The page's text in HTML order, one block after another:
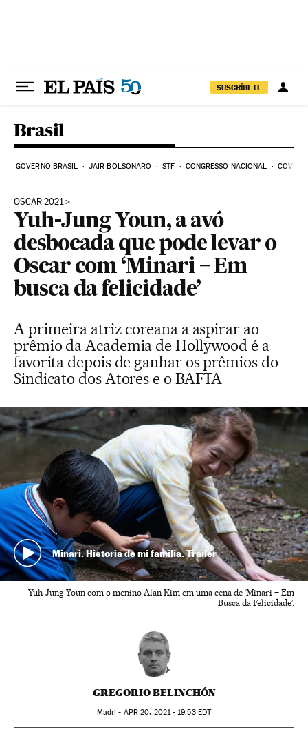
SUSCRÍBETE
Brasil
GOVERNO BRASIL JAIR BOLSONARO STF CONGRESSO NACIONAL COVID-
OSCAR 2021
Yuh-Jung Youn, a avó
desbocada que pode levar o
Oscar com ‘Minari – Em
busca da felicidade’
A primeira atriz coreana a aspirar ao
prêmio da Academia de Hollywood é a
favorita depois de ganhar os prêmios do
Sindicato dos Atores e o BAFTA
Minari. Historia de mi familia. Tráiler
Yuh-Jung Youn com o menino Alan Kim em uma cena de ‘Minari – Em
Busca da Felicidade’.
GREGORIO BELINCHÓN
Madri - APR 20, 2021 - 19:53EDT